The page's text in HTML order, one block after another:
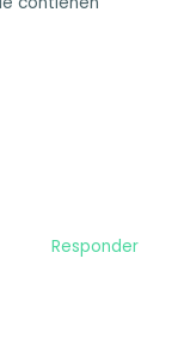
Responder